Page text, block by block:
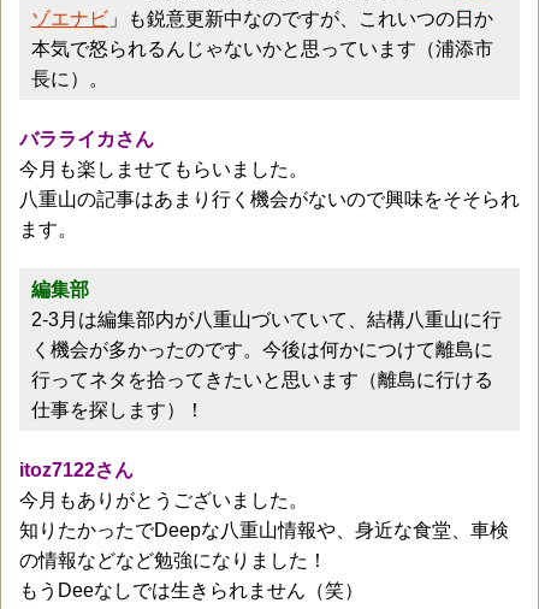
ゾエナビ 」も鋭意更新中なのですが、これいつの日か
本気で怒られるんじゃないかと思っています（浦添市
長に）。
バラライカさん
今月も楽しませてもらいました。
八重山の記事はあまり行く機会がないので興味をそそられ
ます。
編集部
2-3月は編集部内が八重山づいていて、結構八重山に行
く機会が多かったのです。今後は何かにつけて離島に
行ってネタを拾ってきたいと思います（離島に行ける
仕事を探します）！
itoz7122さん
今月もありがとうございました。
知りたかったでDeepな八重山情報や、身近な食堂、車検
の情報などなど勉強になりました！
もうDeeなしでは生きられません（笑）